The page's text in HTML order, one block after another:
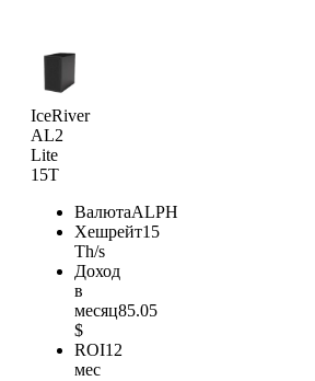
IceRiver
AL2
Lite
15T
ВалютаALPH
Хешрейт15
Th/s
Доход
в
месяц85.05
$
ROI12
мес